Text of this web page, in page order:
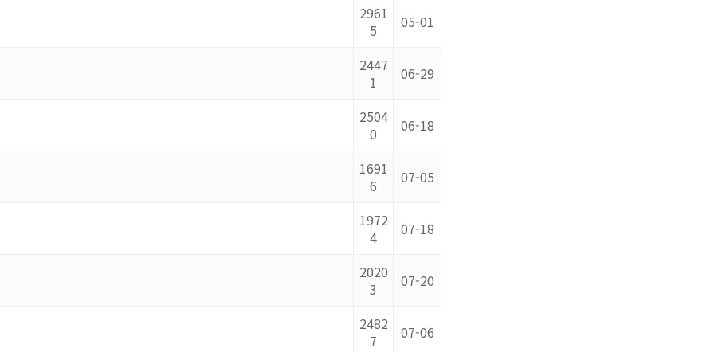
2961
5
05-01
2447
1
06-29
2504
0
06-18
1691
6
07-05
1972
4
07-18
2020
3
07-20
2482
7
07-06